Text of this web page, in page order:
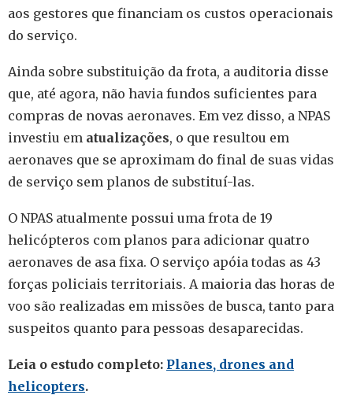
aos gestores que financiam os custos operacionais
do serviço.
Ainda sobre substituição da frota, a auditoria disse
que, até agora, não havia fundos suficientes para
compras de novas aeronaves. Em vez disso, a NPAS
investiu em atualizações, o que resultou em
aeronaves que se aproximam do final de suas vidas
de serviço sem planos de substituí-las.
O NPAS atualmente possui uma frota de 19
helicópteros com planos para adicionar quatro
aeronaves de asa fixa. O serviço apóia todas as 43
forças policiais territoriais. A maioria das horas de
voo são realizadas em missões de busca, tanto para
suspeitos quanto para pessoas desaparecidas.
Leia o estudo completo: Planes, drones and
helicopters.